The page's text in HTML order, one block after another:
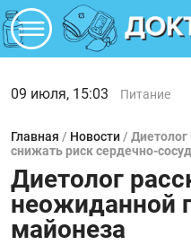
09 июля, 15:03 Питание
Главная / Новости /
снижать риск сердечно-
Диетолог
неожиданной
майонеза